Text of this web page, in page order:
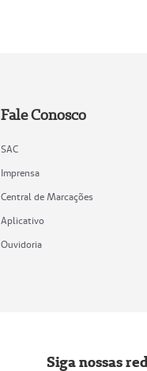
Fale Conosco
SAC
Imprensa
Central de Marcações
Aplicativo
Ouvidoria
Siga nossas